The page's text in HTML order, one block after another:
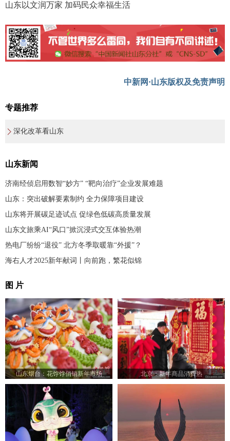
山东以文润万家 加码民众幸福生活
中新网·山东版权及免责声明
专题推荐
深化改革看山东
山东新闻
济南经侦启用数智“妙方” “靶向治疗”企业发展难题
山东：突出破解要素制约 全力保障项目建设
山东将开展碳足迹试点 促绿色低碳高质量发展
山东文旅乘AI“风口”掀沉浸式交互体验热潮
热电厂纷纷“退役” 北方冬季取暖靠“外援”？
海右人才2025新年献词丨向前跑，繁花似锦
图 片
山东烟台：花饽饽俏销新年市场 北京：新年商品消费热